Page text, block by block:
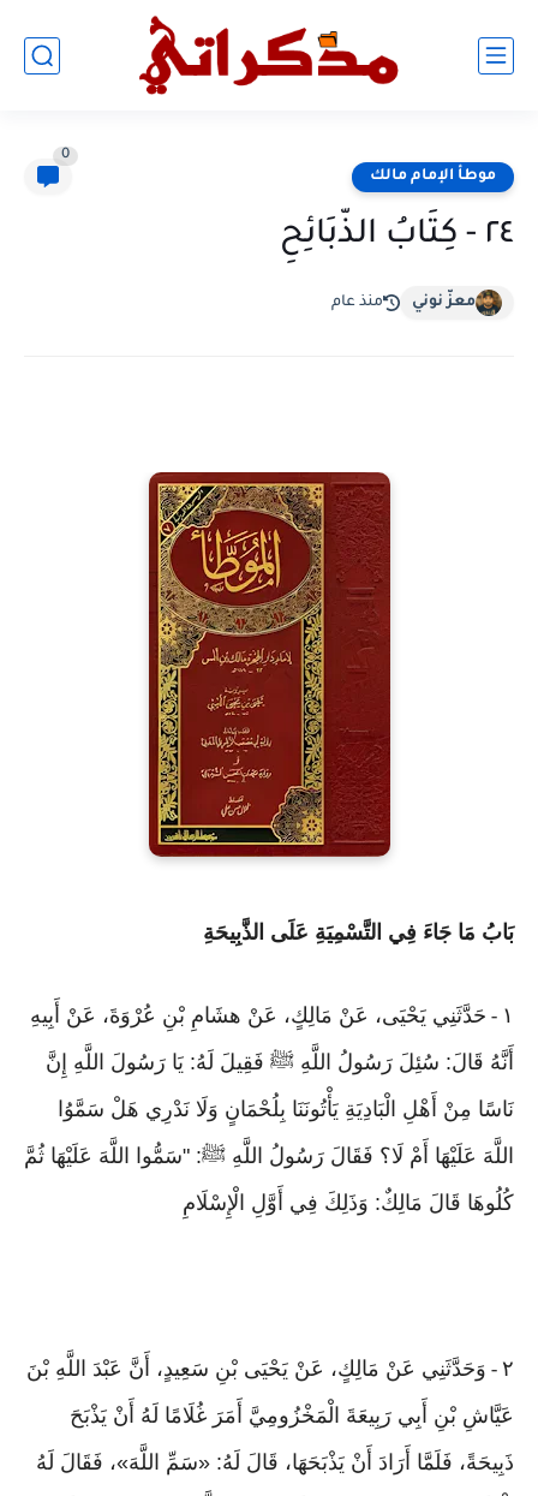
موطأ الإمام مالك
0
٢٤ - كِتَابُ الذَّبَائِحِ
معزّ نوني منذ عام
بَابُ مَا جَاءَ فِي التَّسْمِيَةِ عَلَى الذَّبِيحَةِ
١ - حَدَّثَنِي يَحْيَى، عَنْ مَالِكٍ، عَنْ هشَامِ بْنِ عُرْوَةَ، عَنْ أَبِيهِ
أَنَّهُ قَالَ: سُئِلَ رَسُولُ اللَّهِ ﷺ فَقِيلَ لَهُ: يَا رَسُولَ اللَّهِ إِنَّ
نَاسًا مِنْ أَهْلِ الْبَادِيَةِ يَأْتُونَنَا بِلُحْمَانٍ وَلَا نَدْرِي هَلْ سَمَّوُا
اللَّهَ عَلَيْهَا أَمْ لَا؟ فَقَالَ رَسُولُ اللَّهِ ﷺ: "سَمُّوا اللَّهَ عَلَيْهَا ثُمَّ
كُلُوهَا قَالَ مَالِكٌ: وَذَلِكَ فِي أَوَّلِ الْإِسْلَامِ
٢ - وَحَدَّثَنِي عَنْ مَالِكٍ، عَنْ يَحْيَى بْنِ سَعِيدٍ، أَنَّ عَبْدَ اللَّهِ بْنَ
عَيَّاشِ بْنِ أَبِي رَبِيعَةَ الْمَخْزُومِيَّ أَمَرَ غُلَامًا لَهُ أَنْ يَذْبَحَ
ذَبِيحَةً، فَلَمَّا أَرَادَ أَنْ يَذْبَحَهَا، قَالَ لَهُ: «سَمِّ اللَّهَ»، فَقَالَ لَهُ